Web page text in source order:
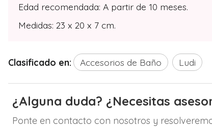
Edad recomendada: A partir de 10 meses.
Medidas: 23 x 20 x 7 cm.
Clasificado en: Accesorios de Baño Ludi
¿Alguna duda? ¿Necesitas
Ponte en contacto con nosotros y